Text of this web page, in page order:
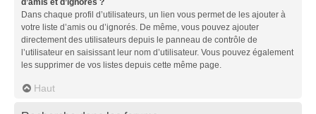
Dans chaque profil d’utilisateurs, un lien vous permet de les ajouter à
votre liste d’amis ou d’ignorés. De même, vous pouvez ajouter
directement des utilisateurs depuis le panneau de contrôle de
l’utilisateur en saisissant leur nom d’utilisateur. Vous pouvez également
les supprimer de vos listes depuis cette même page.
Haut